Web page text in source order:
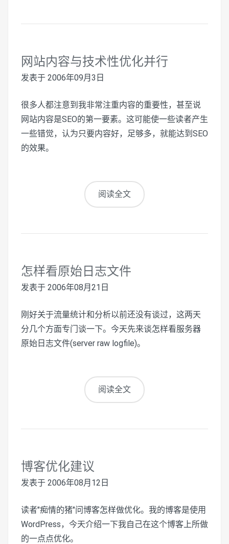
网站内容与技术性优化并行
发表于 2006年09月3日
很多人都注意到我非常注重内容的重要性，甚至说
网站内容是SEO的第一要素。这可能使一些读者产生
一些错觉，认为只要内容好，足够多，就能达到SEO
的效果。
阅读全文
怎样看原始日志文件
发表于 2006年08月21日
刚好关于流量统计和分析以前还没有谈过，这两天
分几个方面专门谈一下。今天先来谈怎样看服务器
原始日志文件(server raw logfile)。
阅读全文
博客优化建议
发表于 2006年08月12日
读者"痴情的猪"问博客怎样做优化。我的博客是使用
WordPress，今天介绍一下我自己在这个博客上所做
的一点点优化。